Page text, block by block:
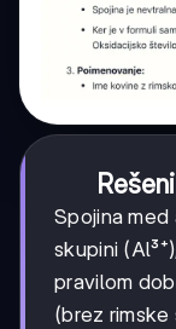
Spojina med
skupini
pravilom
(brez